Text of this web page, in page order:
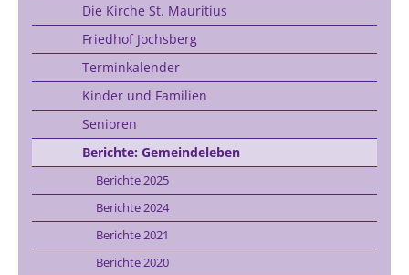
Die Kirche St. Mauritius
Friedhof Jochsberg
Terminkalender
Kinder und Familien
Senioren
Berichte: Gemeindeleben
Berichte 2025
Berichte 2024
Berichte 2021
Berichte 2020